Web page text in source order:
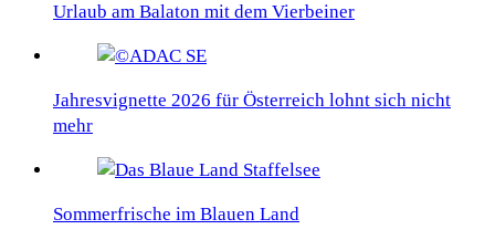
Urlaub am Balaton mit dem Vierbeiner
Jahresvignette 2026 für Österreich lohnt sich nicht
mehr
Sommerfrische im Blauen Land